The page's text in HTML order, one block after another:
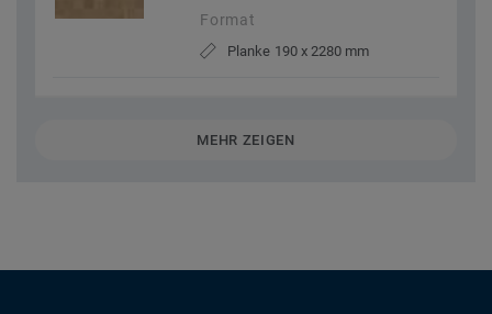
Format
Planke 190 x 2280 mm
MEHR ZEIGEN